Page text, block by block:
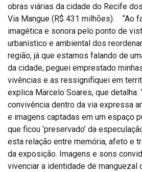
obras viárias da cidade do Recife
Via Mangue (R$ 431 milhões). “Ao
imagética e sonora pelo ponto de
urbanístico e ambiental dos
região, já que estamos falando de
da cidade, peguei emprestado
vivências e as ressignifiquei em
explica Marcelo Soares, que detalha:
convivência dentro da via expressa
e imagens captadas em um espaço
que ficou ‘preservado’ da
esta relação entre memória, afeto e
da exposição. Imagens e sons
vivenciar a identidade de manguezal